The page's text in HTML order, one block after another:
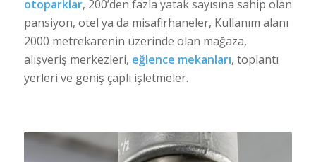
otoparklar, 200’den fazla yatak sayısına sahip olan
pansiyon, otel ya da misafirhaneler, Kullanım alanı
2000 metrekarenin üzerinde olan mağaza,
alışveriş merkezleri, eğlence mekanları, toplantı
yerleri ve geniş çaplı işletmeler.